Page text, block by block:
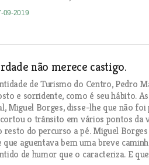
09-2019
não merece castigo.
de Turismo do Centro, Pedro
e sorridente, como é seu hábito.
Miguel Borges, disse-lhe que não
o trânsito em vários pontos da
resto do percurso a pé. Miguel
aguentava bem uma breve
de humor que o caracteriza. E